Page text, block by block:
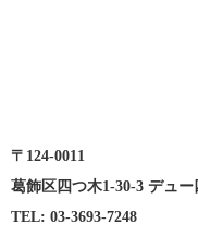
〒124-0011
葛飾区四つ木1-30-3 デュー
TEL: 03-3693-7248